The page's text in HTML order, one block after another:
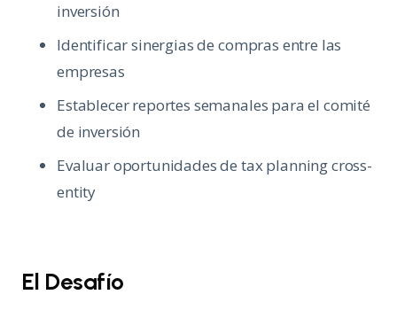
inversión
Identificar sinergias de compras entre las
empresas
Establecer reportes semanales para el comité
de inversión
Evaluar oportunidades de tax planning cross-
entity
El Desafío